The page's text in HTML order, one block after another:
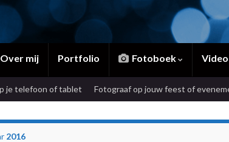
Over mij Portfolio Fotoboek Video
je telefoon of tablet Fotograaf op jouw feest of
2016